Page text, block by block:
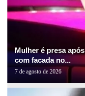
Mulher é presa
com facada no...
7 de agosto de 2026